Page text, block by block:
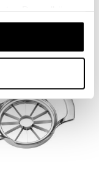
vår webbplats.